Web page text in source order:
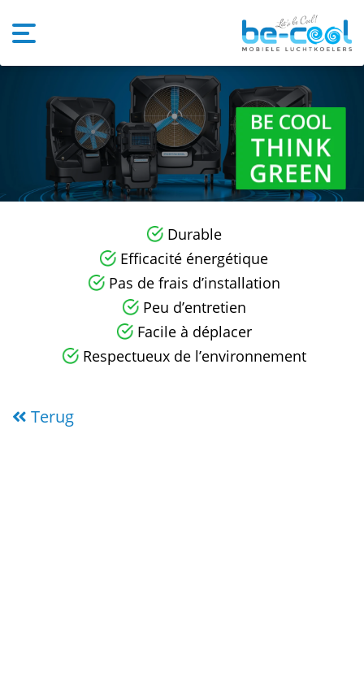
Durable
Efficacité énergétique
Pas de frais d’installation
Peu d’entretien
Facile à déplacer
Respectueux de l’environnement
Terug